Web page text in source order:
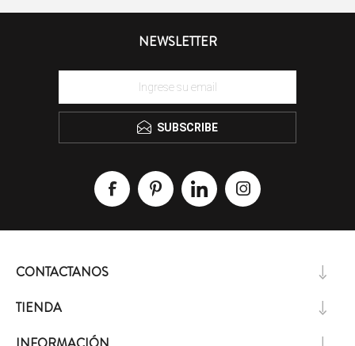
NEWSLETTER
SUBSCRIBE
CONTACTANOS
TIENDA